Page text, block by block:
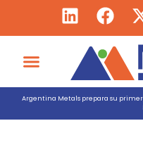
Argentina Metals prepara su